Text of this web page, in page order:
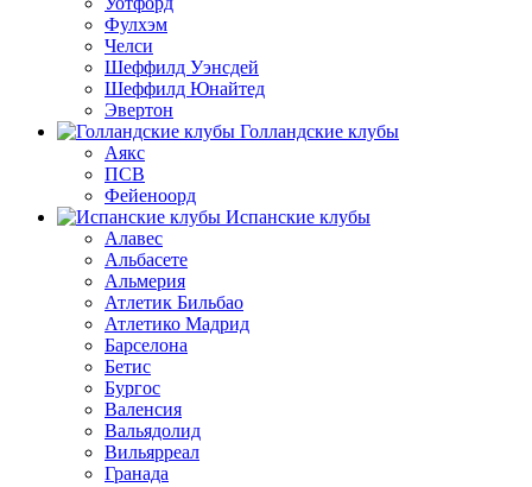
Фулхэм
Челси
Шеффилд Уэнсдей
Шеффилд Юнайтед
Эвертон
Голландские клубы
Аякс
ПСВ
Фейеноорд
Испанские клубы
Алавес
Альбасете
Альмерия
Атлетик Бильбао
Атлетико Мадрид
Барселона
Бетис
Бургос
Валенсия
Вальядолид
Вильярреал
Гранада